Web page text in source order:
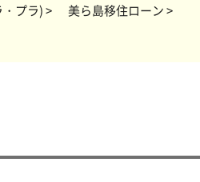
プラ) > 美ら島移住ローン >